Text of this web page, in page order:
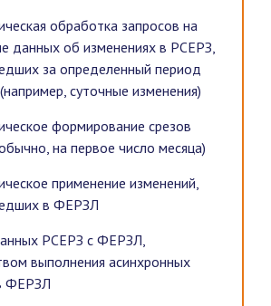
обработка запросов на
данных об изменениях в РСЕРЗ,
за определенный период
суточные изменения)
формирование срезов
на первое число месяца)
применение изменений,
в ФЕРЗЛ
РСЕРЗ с ФЕРЗЛ,
выполнения асинхронных
ФЕРЗЛ